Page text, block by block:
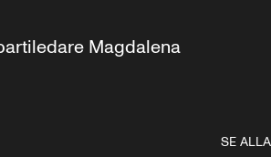
Magdalena
SE ALLA